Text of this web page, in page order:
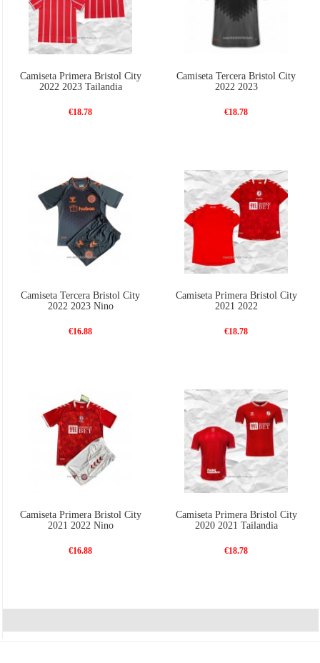
Camiseta Primera Bristol City
2022 2023 Tailandia
€18.78
Camiseta Tercera Bristol City
2022 2023
€18.78
Camiseta Tercera Bristol City
2022 2023 Nino
€16.88
Camiseta Primera Bristol City
2021 2022
€18.78
Camiseta Primera Bristol City
2021 2022 Nino
€16.88
Camiseta Primera Bristol City
2020 2021 Tailandia
€18.78